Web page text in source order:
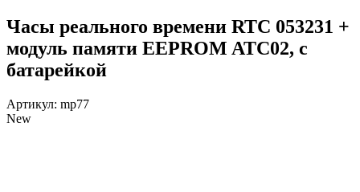
Часы реального времени RTC 053231 +
модуль памяти EEPROM ATC02, с
батарейкой
Артикул: mp77
New